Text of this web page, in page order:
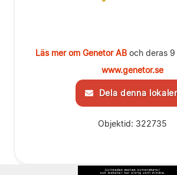
Läs mer om Genetor AB och deras
www.genetor.se
Dela denna
Objektid: 322735